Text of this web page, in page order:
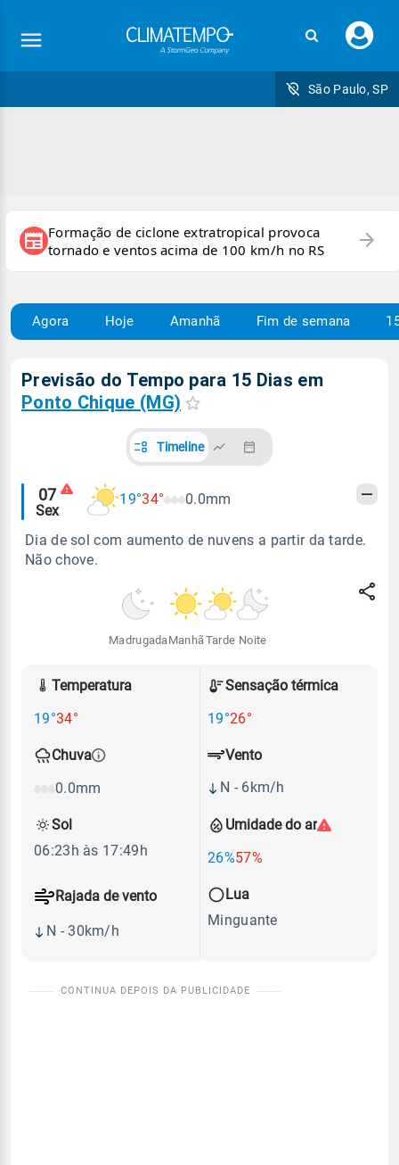
seu
São Paulo, SP
newspaper Formação de ciclone extratropical provoca
tornado e ventos acima de 100 km/h no RS
arrow_forward
Agora Hoje Amanhã Fim de semana
Previsão do Tempo para 15 Dias em
Ponto Chique (MG)
Timeline
Alertas
meteorológicos
07
Sex
19°34° 0.0mm
Dia de sol com aumento de nuvens a partir da tarde.
Não chove.
Madrugada Manhã Tarde Noite
Temperatura
19°34°
Sensação térmica
19°26°
Chuva
0.0mm
Umidade do ar
26%57%
Vento
N - 6km/h
Rajada de vento
N - 30km/h
Sol
06:23h às 17:49h
Lua
Minguante